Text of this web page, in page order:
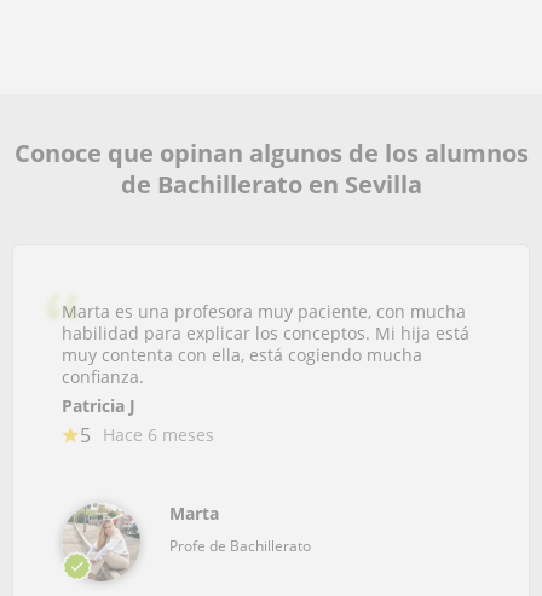
Conoce que opinan algunos de los alumnos
de Bachillerato en Sevilla
Marta es una profesora muy paciente, con mucha
habilidad para explicar los conceptos. Mi hija está
muy contenta con ella, está cogiendo mucha
confianza.
Patricia J
5 Hace 6 meses
Marta
Profe de Bachillerato